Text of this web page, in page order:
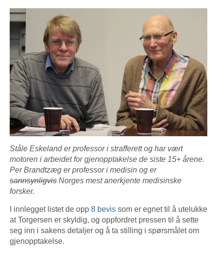
Ståle Eskeland er professor i strafferett og har vært
motoren i arbeidet for gjenopptakelse de siste 15+ årene.
Per Brandtzæg er professor i medisin og er
sannsynligvis Norges mest anerkjente medisinske
forsker.
I innlegget listet de opp 8 bevis som er egnet til å utelukke
at Torgersen er skyldig, og oppfordret pressen til å sette
seg inn i sakens detaljer og å ta stilling i spørsmålet om
gjenopptakelse.